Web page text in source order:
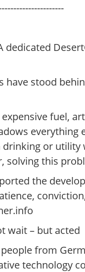
dedicated
have stood
fuel,
everything
drinking or
solving this
the
wait – but acted
from
technology